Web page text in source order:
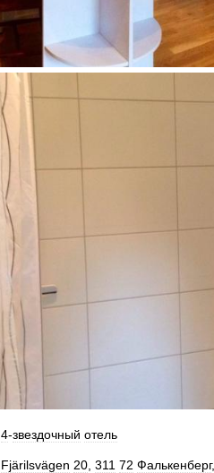
4-звездочный отель
Fjärilsvägen 20 311 72 Фалькенберг,